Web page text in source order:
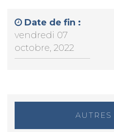
Date de fin :
vendredi 07
octobre, 2022
AUTRES